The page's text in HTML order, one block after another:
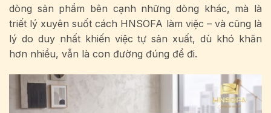
dòng sản phẩm bên cạnh những dòng khác, mà là
triết lý xuyên suốt cách HNSOFA làm việc – và cũng là
lý do duy nhất khiến việc tự sản xuất, dù khó khăn
hơn nhiều, vẫn là con đường đúng để đi.